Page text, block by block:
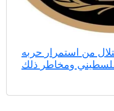
من استمرار حربه
ومخاطر ذلك